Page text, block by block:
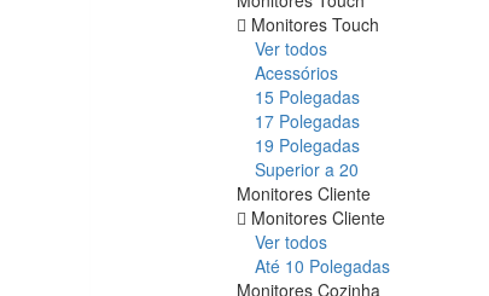
Monitores Touch
Ver todos
Acessórios
15 Polegadas
17 Polegadas
19 Polegadas
Superior a 20
Monitores Cliente
Monitores Cliente
Ver todos
Até 10 Polegadas
Monitores Cozinha